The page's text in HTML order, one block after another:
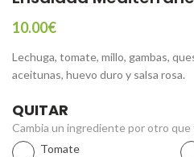
10.00€
Lechuga, tomate, millo, gambas,
aceitunas, huevo duro y salsa rosa.
QUITAR
Cambia un ingrediente por otro que
Tomate